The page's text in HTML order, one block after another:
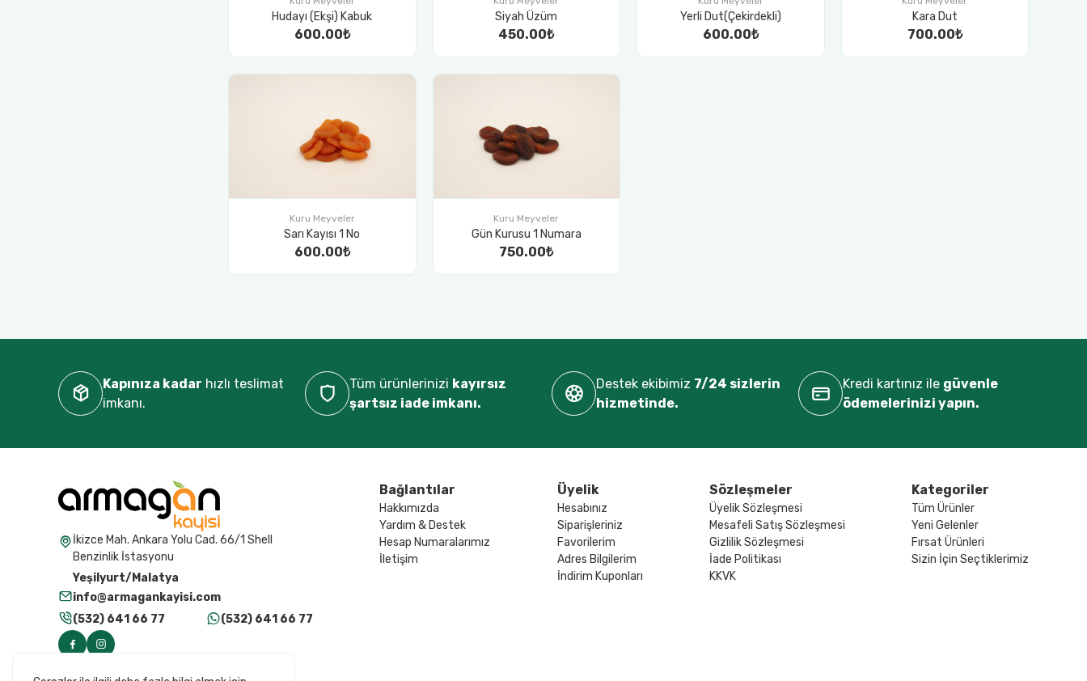
Hudayı (Ekşi) Kabuk
600.00₺
Siyah Üzüm
450.00₺
Yerli Dut(Çekirdekli)
600.00₺
Kara Dut
700.00₺
Kuru Meyveler
Sarı Kayısı 1 No
600.00₺
Kuru Meyveler
Gün Kurusu 1 Numara
750.00₺
Kapınıza kadar hızlı teslimat
imkanı.
Tüm ürünlerinizi kayırsız
şartsız iade imkanı.
Destek ekibimiz 7/24 sizlerin
hizmetinde.
Kredi kartınız ile güvenle
ödemelerinizi yapın.
İkizce Mah. Ankara Yolu Cad. 66/1 Shell
Benzinlik İstasyonu
Yeşilyurt/Malatya
info@armagankayisi.com
(532) 641 66 77
(532) 641 66 77
Bağlantılar
Hakkımızda
Yardım & Destek
Hesap Numaralarımız
İletişim
Üyelik
Hesabınız
Siparişleriniz
Favorilerim
Adres Bilgilerim
İndirim Kuponları
Sözleşmeler
Üyelik Sözleşmesi
Mesafeli Satış Sözleşmesi
Gizlilik Sözleşmesi
İade Politikası
KKVK
Kategoriler
Tüm Ürünler
Yeni Gelenler
Fırsat Ürünleri
Sizin İçin Seçtiklerimiz